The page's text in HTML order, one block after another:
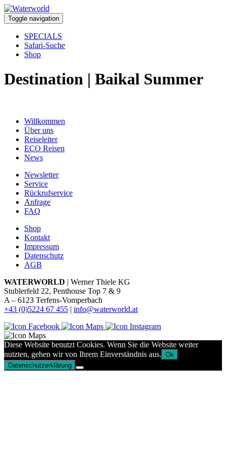
Toggle navigation
SPECIALS
Safari-Suche
Shop
Destination | Baikal Summer
Willkommen
Über uns
Reiseleiter
ECO Reisen
News
Newsletter
Service
Rückrufservice
Anfrage
FAQ
Shop
Kontakt
Impressum
Datenschutz
AGB
WATERWORLD | Werner Thiele KG
Stublerfeld 22, Penthouse Top 7 & 9
A – 6123 Terfens-Vomperbach
+43 (0)5224 67 455 | info@waterworld.at
Diese Website benutzt Cookies. Wenn Sie die Website weiter
nutzten, gehen wir von Ihrem Einverständnis aus. Ok
Datenschutzerklärung